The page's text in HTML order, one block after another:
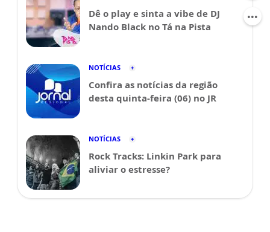
Dê o play e sinta a vibe de DJ
Nando Black no Tá na Pista
NOTÍCIAS
Confira as notícias da região
desta quinta-feira (06) no JR
NOTÍCIAS
Rock Tracks: Linkin Park para
aliviar o estresse?